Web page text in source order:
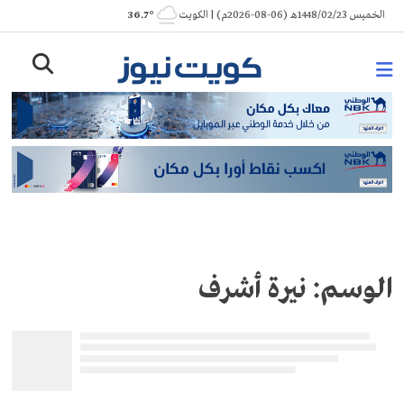
Skip
to
الخميس 1448/02/23هـ (06-08-2026م) | الكويت ° 36.7
الوسم: نيرة أشرف